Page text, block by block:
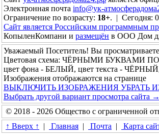
Электронная почта info@ук-
Ограничение по возрасту: 18+. | Сегодня:
Сайт является Российским программным
КопыленКомпани и размещён в ООО Дом
Уважаемый Посетитель! Вы
Цветовая схема: ЧЁРНЫМИ БУКВАМИ
цвет фона - БЕЛЫЙ, цвет текста -
Изображения отображаются на странице
ВЫКЛЮЧИТЬ ИЗОБРАЖЕНИЯ УБРАТЬ
Выбрать другой вариант просмотра сайта →
© 2018 - 2026 Общество с ограниченной
↑ Вверх ↑
| Главная | Почта | Карта